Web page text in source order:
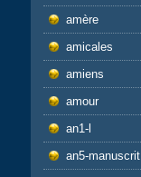
amère
amicales
amiens
amour
an1-l
an5-manuscrit